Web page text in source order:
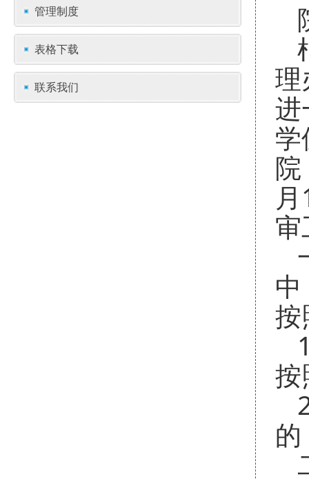
管理制度
表格下载
联系我们
理
进
按
按